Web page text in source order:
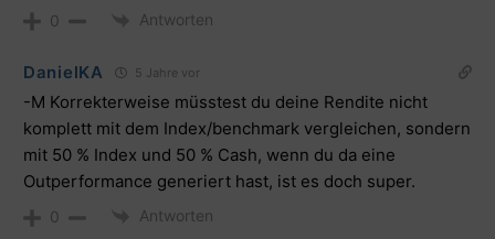
0 Antworten
DanielKA 5 Jahre vor
-M Korrekterweise müsstest du deine Rendite nicht
komplett mit dem Index/benchmark vergleichen, sondern
mit 50 % Index und 50 % Cash, wenn du da eine
Outperformance generiert hast, ist es doch super.
0 Antworten